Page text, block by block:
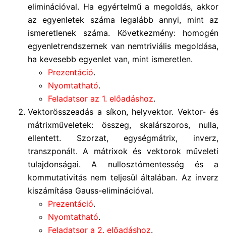
eliminációval. Ha egyértelmű a megoldás, akkor
az egyenletek száma legalább annyi, mint az
ismeretlenek száma. Következmény: homogén
egyenletrendszernek van nemtriviális megoldása,
ha kevesebb egyenlet van, mint ismeretlen.
Prezentáció.
Nyomtatható.
Feladatsor az 1. előadáshoz.
Vektorösszeadás a síkon, helyvektor. Vektor- és
mátrixműveletek: összeg, skalárszoros, nulla,
ellentett. Szorzat, egységmátrix, inverz,
transzponált. A mátrixok és vektorok műveleti
tulajdonságai. A nullosztómentesség és a
kommutativitás nem teljesül általában. Az inverz
kiszámítása Gauss-eliminációval.
Prezentáció.
Nyomtatható.
Feladatsor a 2. előadáshoz.